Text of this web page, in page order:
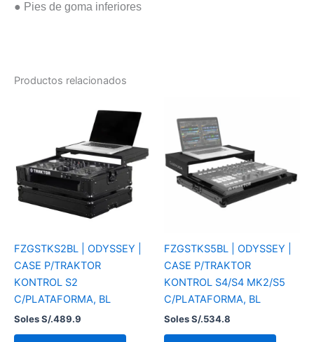
● Pies de goma inferiores
Productos relacionados
FZGSTKS2BL | ODYSSEY |
CASE P/TRAKTOR
KONTROL S2
C/PLATAFORMA, BL
Soles S/.489.9
FZGSTKS5BL | ODYSSEY |
CASE P/TRAKTOR
KONTROL S4/S4 MK2/S5
C/PLATAFORMA, BL
Soles S/.534.8